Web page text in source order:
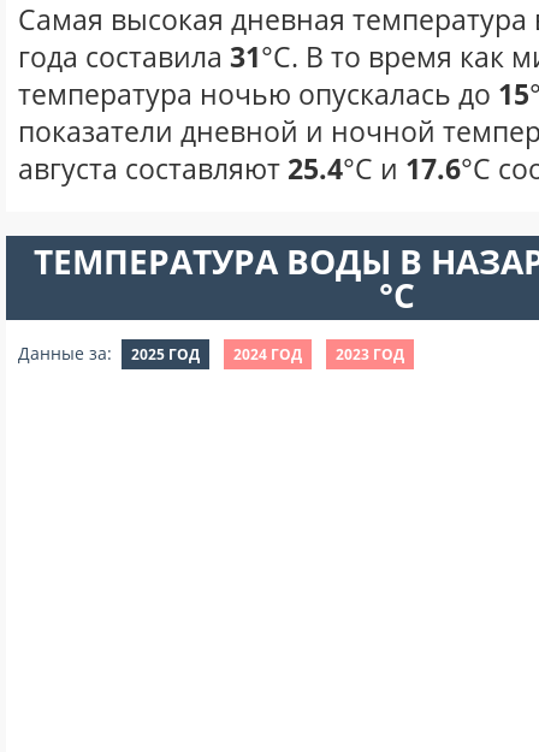
Самая высокая дневная температура
года составила 31°С. В то время как
температура ночью опускалась до 15
показатели дневной и ночной
августа составляют 25.4°С и 17.6°С
ТЕМПЕРАТУРА ВОДЫ В
°C
Данные за: 2025 ГОД 2024 ГОД 2023 ГОД